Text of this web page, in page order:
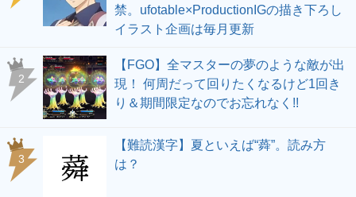
禁。ufotable×ProductionIGの描き下ろし
イラスト企画は毎月更新
2
【FGO】全マスターの夢のような敵が出
現！ 何周だって回りたくなるけど1回き
り＆期間限定なのでお忘れなく!!
3
【難読漢字】夏といえば“蕣”。読み方
は？